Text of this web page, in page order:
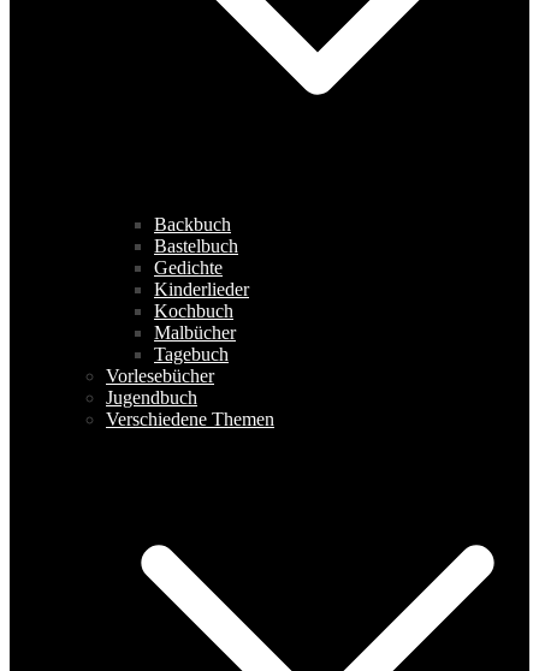
Backbuch
Bastelbuch
Gedichte
Kinderlieder
Kochbuch
Malbücher
Tagebuch
Vorlesebücher
Jugendbuch
Verschiedene Themen